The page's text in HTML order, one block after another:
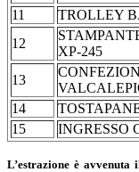
11
TROLLEY
12
XP-245
13
14
15
INGRESSO
L’estrazione è